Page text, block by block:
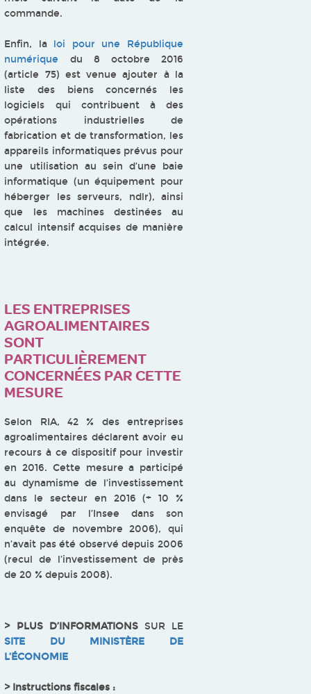
commande.
Enfin, la loi pour une République
numérique du 8 octobre 2016
(article 75) est venue ajouter à la
liste des biens concernés les
logiciels qui contribuent à des
opérations industrielles de
fabrication et de transformation, les
appareils informatiques prévus pour
une utilisation au sein d’une baie
informatique (un équipement pour
héberger les serveurs, ndlr), ainsi
que les machines destinées au
calcul intensif acquises de manière
intégrée.
LES ENTREPRISES
AGROALIMENTAIRES
SONT
PARTICULIÈREMENT
CONCERNÉES PAR CETTE
MESURE
Selon RIA, 42 % des entreprises
agroalimentaires déclarent avoir eu
recours à ce dispositif pour investir
en 2016. Cette mesure a participé
au dynamisme de l’investissement
dans le secteur en 2016 (+ 10 %
envisagé par l’Insee dans son
enquête de novembre 2006), qui
n’avait pas été observé depuis 2006
(recul de l’investissement de près
de 20 % depuis 2008).
> PLUS D’INFORMATIONSSUR LE
SITE DU MINISTÈRE DE
L’ÉCONOMIE
> Instructions fiscales :